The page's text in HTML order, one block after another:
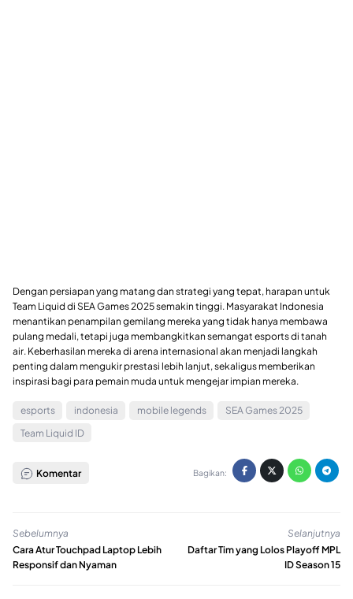
Dengan persiapan yang matang dan strategi yang tepat, harapan untuk
Team Liquid di SEA Games 2025 semakin tinggi. Masyarakat Indonesia
menantikan penampilan gemilang mereka yang tidak hanya membawa
pulang medali, tetapi juga membangkitkan semangat esports di tanah
air. Keberhasilan mereka di arena internasional akan menjadi langkah
penting dalam mengukir prestasi lebih lanjut, sekaligus memberikan
inspirasi bagi para pemain muda untuk mengejar impian mereka.
esports indonesia mobile legends
SEA Games 2025
Team Liquid ID
Komentar Bagikan:
Sebelumnya
Cara Atur Touchpad Laptop Lebih
Responsif dan Nyaman
Selanjutnya
Daftar Tim yang Lolos Playoff MPL
ID Season 15